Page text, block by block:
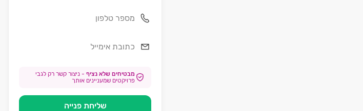
מבטיחים שלא נציף - ניצור קשר רק לגבי
פרויקטים שמעניינים אותך
שליחת פנייה